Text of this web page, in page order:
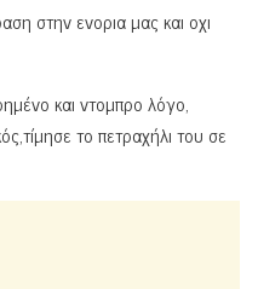
στην ενορια μας και οχι
και ντομπρο λόγο,
το πετραχήλι του σε